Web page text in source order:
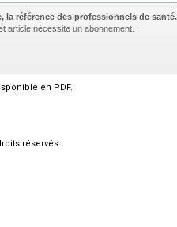
la référence des professionnels de santé.
article nécessite un abonnement.
en PDF.
réservés.